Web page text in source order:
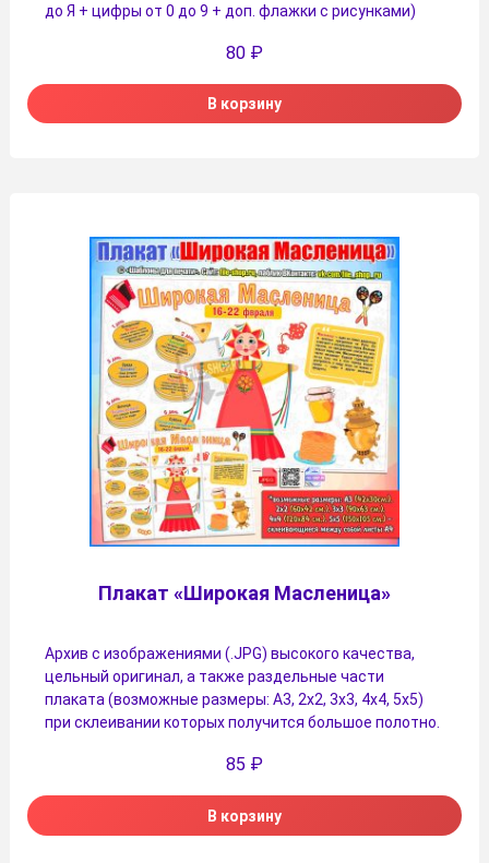
до Я + цифры от 0 до 9 + доп. флажки с рисунками)
80 ₽
В корзину
Плакат «Широкая Масленица»
Архив с изображениями (.JPG) высокого качества,
цельный оригинал, а также раздельные части
плаката (возможные размеры: А3, 2х2, 3х3, 4х4, 5х5)
при склеивании которых получится большое полотно.
85 ₽
В корзину